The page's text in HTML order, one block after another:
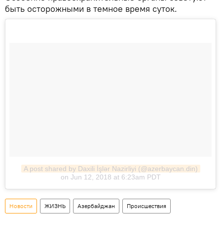
быть осторожными в темное время суток.
A post shared by Daxili İşlər Nazirliyi (@azerbaycan.din)
on Jun 12, 2018 at 6:23am PDT
Новости ЖИЗНЬ Азербайджан Происшествия